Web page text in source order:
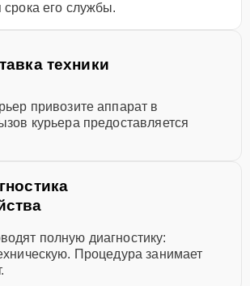
его службы.
техники
привозите аппарат в
курьера предоставляется
полную диагностику:
Процедура занимает